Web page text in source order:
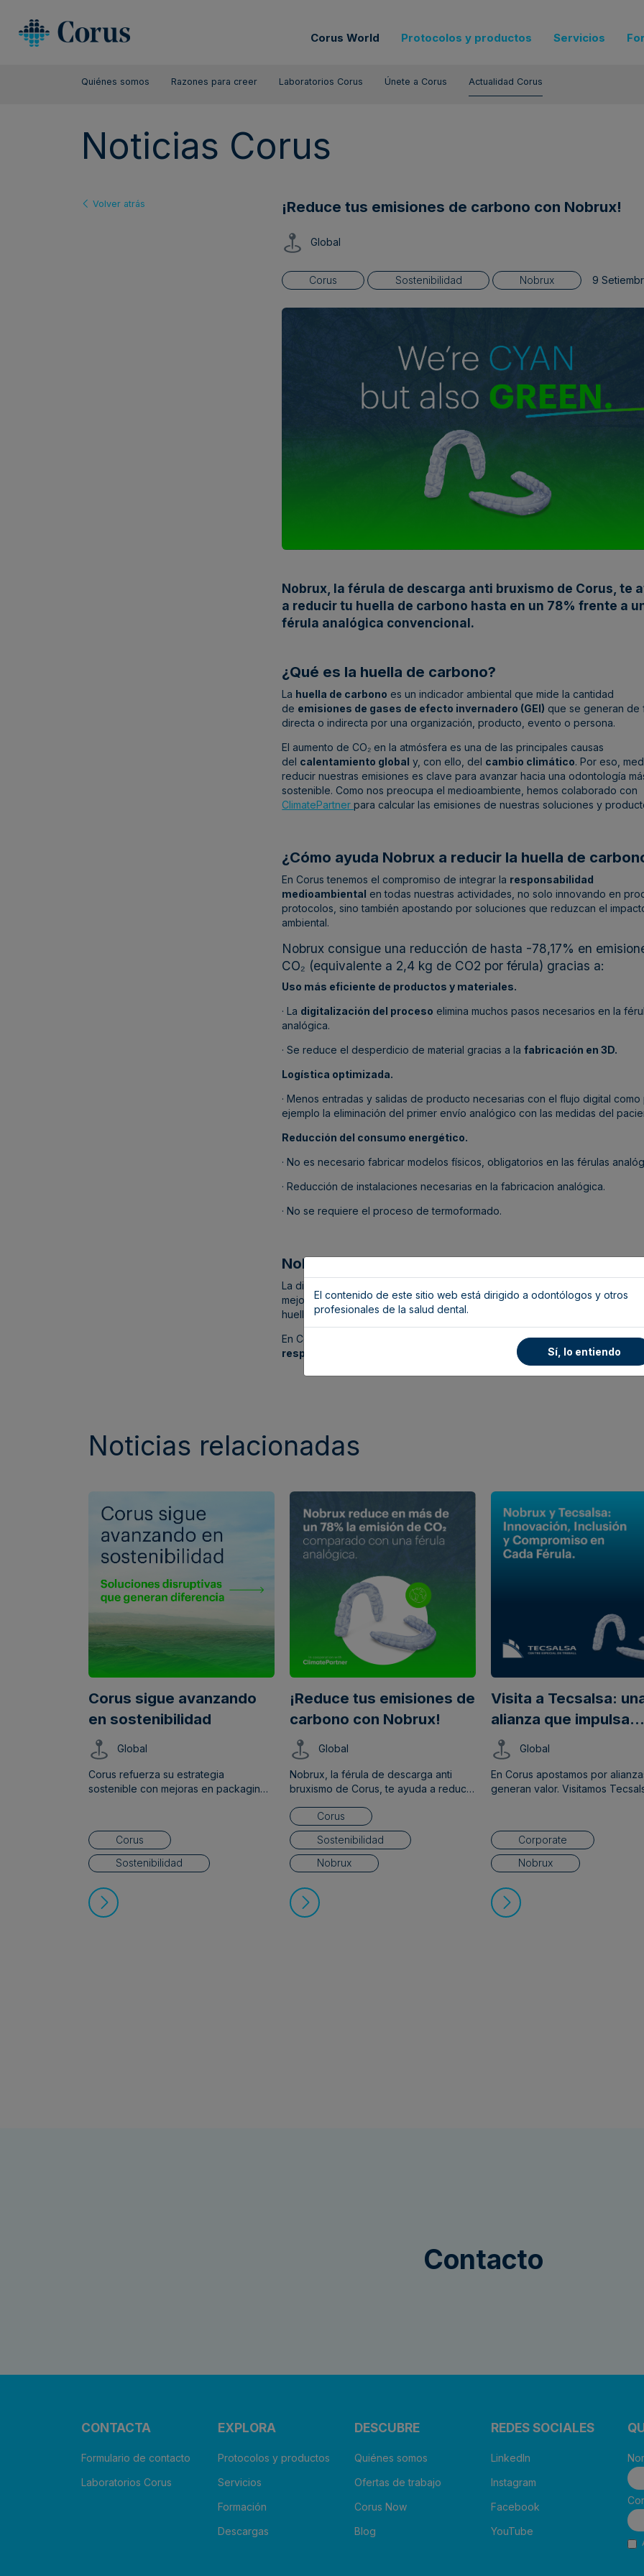
Corus World Protocolos y productos Servicios
Quiénes somos Razones para creer Laboratorios Corus Únete a Corus Actualidad Corus
Noticias Corus
Volver atrás ¡Reduce tus emisiones de carbono con Nobrux!​
Global
Corus Sostenibilidad Nobrux 9
Nobrux, la férula de descarga anti bruxismo de Corus, te
a reducir tu huella de carbono hasta en un 78% frente a
férula analógica convencional.​
¿Qué es la huella de carbono?​
La huella de carbono es un indicador ambiental que mide la cantidad
de emisiones de gases de efecto invernadero (GEI) que se generan de
directa o indirecta por una organización, producto, evento o persona.
El aumento de CO₂ en la atmósfera es una de las principales causas
del calentamiento global y, con ello, del cambio climático. Por eso,
reducir nuestras emisiones es clave para avanzar hacia una odontología
sostenible. Como nos preocupa el medioambiente, hemos colaborado con
ClimatePartnerpara calcular las emisiones de nuestras soluciones y
¿Cómo ayuda Nobrux a reducir la huella de
En Corus tenemos el compromiso de integrar la responsabilidad
medioambiental en todas nuestras actividades, no solo innovando en
protocolos, sino también apostando por soluciones que reduzcan el
ambiental.
Nobrux consigue una reducción de hasta -78,17% en
CO₂ (equivalente a 2,4 kg de CO2 por férula) gracias a:
Uso más eficiente de productos y materiales.
· La digitalización del proceso elimina muchos pasos necesarios en la
analógica.
· Se reduce el desperdicio de material gracias a lafabricación en 3D.
Logística optimizada.
· Menos entradas y salidas de producto necesarias con el flujo digital como
ejemplo la eliminación delprimer envío analógico con lasmedidas del
Reducción del consumo energético.
· No es necesario fabricar modelos físicos, obligatorios en las férulas
· Reducción de instalaciones necesarias en la fabricacion analógica.
· No se requiere el proceso de termoformado.
Nobrux vs férula analógica: un cambio sostenible​
La digitalización del proceso con Nobrux no solo simplifica el flujo de trabajo
mejora la experiencia del paciente, sino que además reduce
huella de carbono en comparación con las férulas tradicionales
En Corus, creemos que la odontología del futuro debe serinnovadora,
respetuosa con el planeta
Noticias relacionadas
Corus sigue avanzando
en sostenibilidad
Global
Corus refuerza su estrategia
sostenible con mejoras en packaging
Corus
Sostenibilidad
¡Reduce tus emisiones de
carbono con Nobrux!​
Global
Nobrux, la férula de descarga anti
bruxismo de Corus, te ayuda a reducir
un 78% frente a una férula analógica
convencional.​
Corus
Sostenibilidad
Nobrux
Visita a Tecsalsa:
alianza que impulsa
calidad, inclusión y
responsabilidad social
Global
En Corus apostamos por
generan valor. Visitamos
impacto social y la calidad
cada proceso. Acompáñanos en
experiencia.
Corporate
Nobrux
Contacto
CONTACTA
Formulario de contacto
Laboratorios Corus
EXPLORA
Protocolos y productos
Servicios
Formación
Descargas
DESCUBRE
Quiénes somos
Ofertas de trabajo
Corus Now
Blog
REDES SOCIALES
LinkedIn
Instagram
Facebook
YouTube
El contenido de este sitio web está dirigido a odontólogos y otros
profesionales de la salud dental.
Sí, lo entiendo